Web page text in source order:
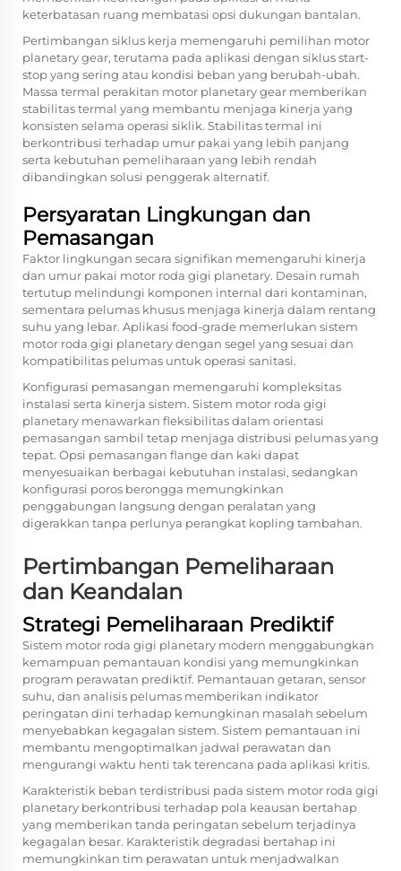
keterbatasan ruang membatasi opsi dukungan bantalan.
Pertimbangan siklus kerja memengaruhi pemilihan motor
planetary gear, terutama pada aplikasi dengan siklus start-
stop yang sering atau kondisi beban yang berubah-ubah.
Massa termal perakitan motor planetary gear memberikan
stabilitas termal yang membantu menjaga kinerja yang
konsisten selama operasi siklik. Stabilitas termal ini
berkontribusi terhadap umur pakai yang lebih panjang
serta kebutuhan pemeliharaan yang lebih rendah
dibandingkan solusi penggerak alternatif.
Persyaratan Lingkungan dan
Pemasangan
Faktor lingkungan secara signifikan memengaruhi kinerja
dan umur pakai motor roda gigi planetary. Desain rumah
tertutup melindungi komponen internal dari kontaminan,
sementara pelumas khusus menjaga kinerja dalam rentang
suhu yang lebar. Aplikasi food-grade memerlukan sistem
motor roda gigi planetary dengan segel yang sesuai dan
kompatibilitas pelumas untuk operasi sanitasi.
Konfigurasi pemasangan memengaruhi kompleksitas
instalasi serta kinerja sistem. Sistem motor roda gigi
planetary menawarkan fleksibilitas dalam orientasi
pemasangan sambil tetap menjaga distribusi pelumas yang
tepat. Opsi pemasangan flange dan kaki dapat
menyesuaikan berbagai kebutuhan instalasi, sedangkan
konfigurasi poros berongga memungkinkan
penggabungan langsung dengan peralatan yang
digerakkan tanpa perlunya perangkat kopling tambahan.
Pertimbangan Pemeliharaan
dan Keandalan
Strategi Pemeliharaan Prediktif
Sistem motor roda gigi planetary modern menggabungkan
kemampuan pemantauan kondisi yang memungkinkan
program perawatan prediktif. Pemantauan getaran, sensor
suhu, dan analisis pelumas memberikan indikator
peringatan dini terhadap kemungkinan masalah sebelum
menyebabkan kegagalan sistem. Sistem pemantauan ini
membantu mengoptimalkan jadwal perawatan dan
mengurangi waktu henti tak terencana pada aplikasi kritis.
Karakteristik beban terdistribusi pada sistem motor roda gigi
planetary berkontribusi terhadap pola keausan bertahap
yang memberikan tanda peringatan sebelum terjadinya
kegagalan besar. Karakteristik degradasi bertahap ini
memungkinkan tim perawatan untuk menjadwalkan